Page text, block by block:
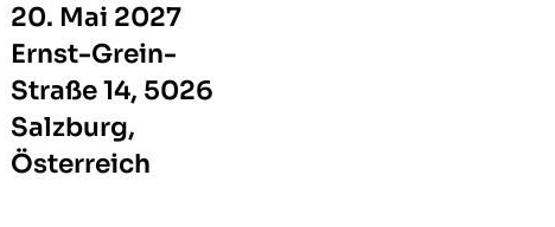
20. Mai 2027
Ernst-Grein-
Straße 14, 5026
Salzburg,
Österreich